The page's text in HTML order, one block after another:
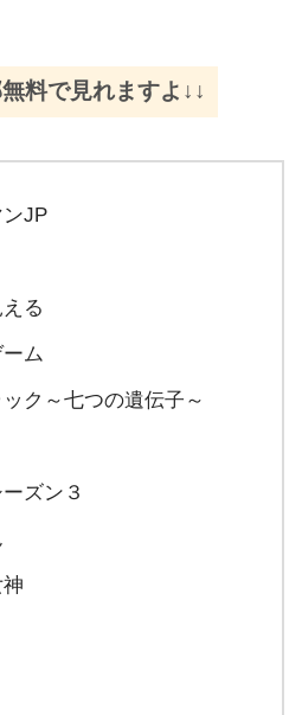
料で見れますよ↓↓
JP
る
ム
ク～七つの遺伝子～
ズン３